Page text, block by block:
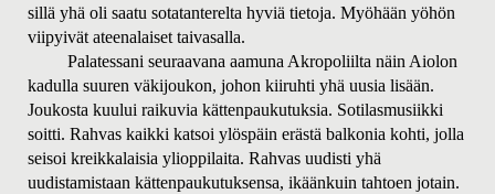
sillä yhä oli saatu sotatanterelta hyviä tietoja. Myöhään yöhön
viipyivät ateenalaiset taivasalla.
Palatessani seuraavana aamuna Akropoliilta näin Aiolon
kadulla suuren väkijoukon, johon kiiruhti yhä uusia lisään.
Joukosta kuului raikuvia kättenpaukutuksia. Sotilasmusiikki
soitti. Rahvas kaikki katsoi ylöspäin erästä balkonia kohti, jolla
seisoi kreikkalaisia ylioppilaita. Rahvas uudisti yhä
uudistamistaan kättenpaukutuksensa, ikäänkuin tahtoen jotain.